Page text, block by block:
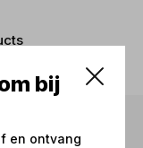
bij
en ontvang